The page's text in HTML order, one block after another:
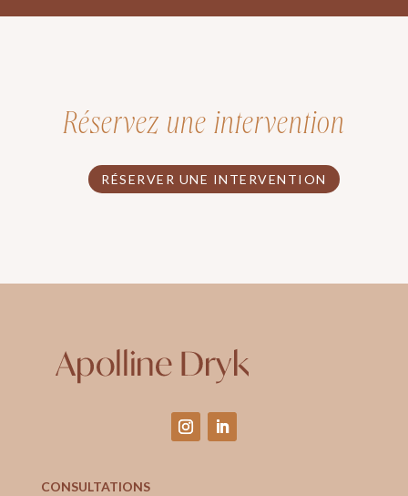
Réservez une intervention
RÉSERVER UNE INTERVENTION
CONSULTATIONS